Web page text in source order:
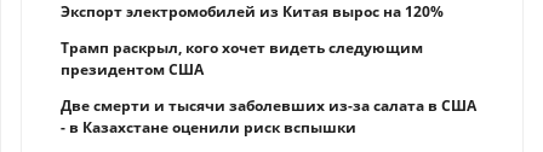
Экспорт электромобилей из Китая вырос на 120%
Трамп раскрыл, кого хочет видеть следующим
президентом США
Две смерти и тысячи заболевших из-за салата в США
- в Казахстане оценили риск вспышки